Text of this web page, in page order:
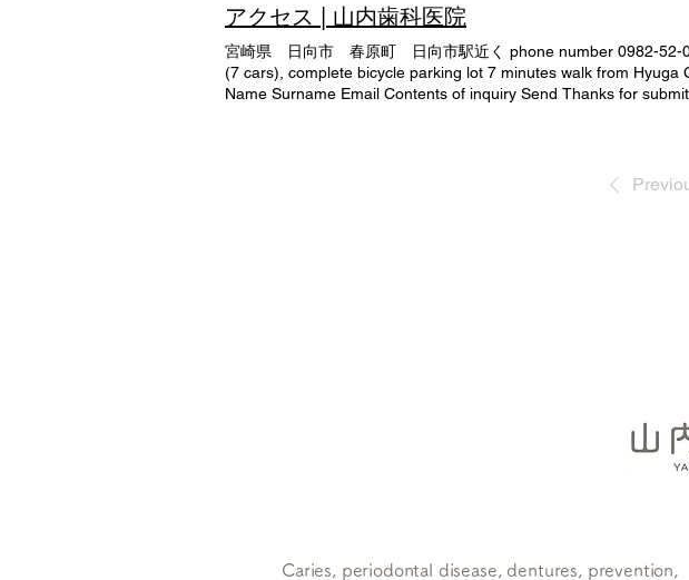
Aesthetic dentistry Here are the characters Visiting dentistry
アクセス | 山内歯科医院
宮崎県 日向市 春原町 日向市駅近く phone number 0982-52-
(7 cars), complete bicycle parking lot 7 minutes walk from
Name Surname Email Contents of inquiry Send Thanks for
Caries, periodontal disease, dentures, prevention,